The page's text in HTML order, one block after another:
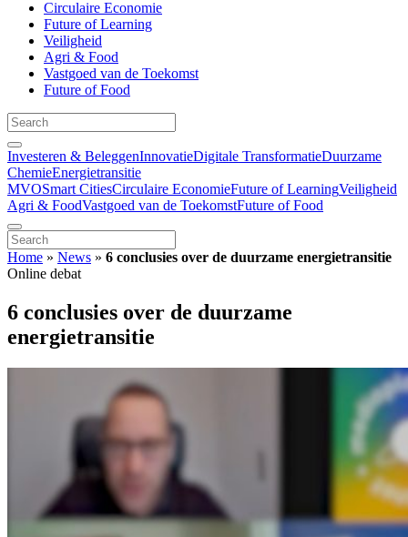
Circulaire Economie
Future of Learning
Veiligheid
Agri & Food
Vastgoed van de Toekomst
Future of Food
Investeren & BeleggenInnovatieDigitale TransformatieDuurzame
ChemieEnergietransitie
MVOSmart CitiesCirculaire EconomieFuture of LearningVeiligheid
Agri & FoodVastgoed van de ToekomstFuture of Food
Home » News » 6 conclusies over de duurzame energietransitie
Online debat
6 conclusies over de duurzame
energietransitie